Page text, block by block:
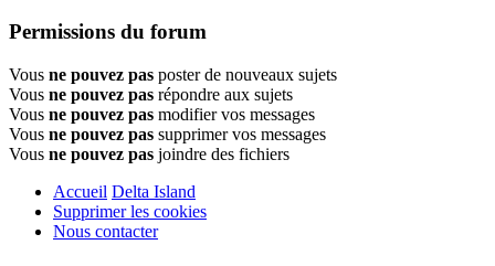
Permissions du forum
Vous ne pouvez pas poster de nouveaux sujets
Vous ne pouvez pas répondre aux sujets
Vous ne pouvez pas modifier vos messages
Vous ne pouvez pas supprimer vos messages
Vous ne pouvez pas joindre des fichiers
Accueil Delta Island
Supprimer les cookies
Nous contacter